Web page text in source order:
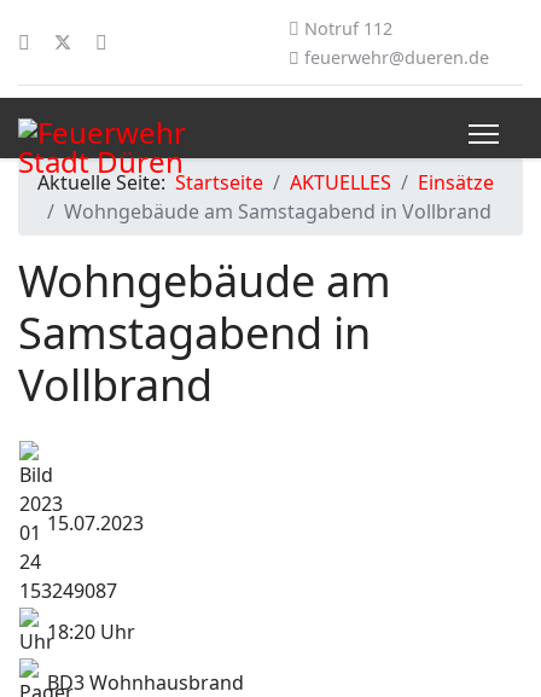
Notruf 112
feuerwehr@dueren.de
Aktuelle Seite: Startseite AKTUELLES
Einsätze
Wohngebäude am Samstagabend in Vollbrand
Wohngebäude am
Samstagabend in
Vollbrand
15.07.2023
18:20 Uhr
BD3 Wohnhausbrand